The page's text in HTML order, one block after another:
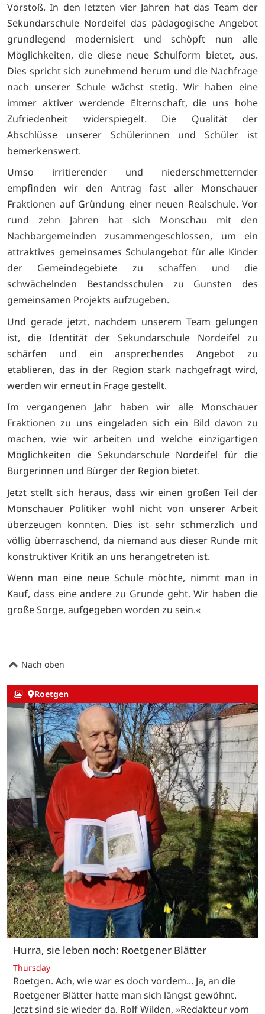
Vorstoß. In den letzten vier Jahren hat das Team der
Sekundarschule Nordeifel das pädagogische Angebot
grundlegend modernisiert und schöpft nun alle
Möglichkeiten, die diese neue Schulform bietet, aus.
Dies spricht sich zunehmend herum und die Nachfrage
nach unserer Schule wächst stetig. Wir haben eine
immer aktiver werdende Elternschaft, die uns hohe
Zufriedenheit widerspiegelt. Die Qualität der
Abschlüsse unserer Schülerinnen und Schüler ist
bemerkenswert.
Umso irritierender und niederschmetternder
empfinden wir den Antrag fast aller Monschauer
Fraktionen auf Gründung einer neuen Realschule. Vor
rund zehn Jahren hat sich Monschau mit den
Nachbargemeinden zusammengeschlossen, um ein
attraktives gemeinsames Schulangebot für alle Kinder
der Gemeindegebiete zu schaffen und die
schwächelnden Bestandsschulen zu Gunsten des
gemeinsamen Projekts aufzugeben.
Und gerade jetzt, nachdem unserem Team gelungen
ist, die Identität der Sekundarschule Nordeifel zu
schärfen und ein ansprechendes Angebot zu
etablieren, das in der Region stark nachgefragt wird,
werden wir erneut in Frage gestellt.
Im vergangenen Jahr haben wir alle Monschauer
Fraktionen zu uns eingeladen sich ein Bild davon zu
machen, wie wir arbeiten und welche einzigartigen
Möglichkeiten die Sekundarschule Nordeifel für die
Bürgerinnen und Bürger der Region bietet.
Jetzt stellt sich heraus, dass wir einen großen Teil der
Monschauer Politiker wohl nicht von unserer Arbeit
überzeugen konnten. Dies ist sehr schmerzlich und
völlig überraschend, da niemand aus dieser Runde mit
konstruktiver Kritik an uns herangetreten ist.
Wenn man eine neue Schule möchte, nimmt man in
Kauf, dass eine andere zu Grunde geht. Wir haben die
große Sorge, aufgegeben worden zu sein.«
Nach oben
Roetgen
Hurra, sie leben noch: Roetgener Blätter
Thursday
Roetgen. Ach, wie war es doch vordem... Ja, an die
Roetgener Blätter hatte man sich längst gewöhnt.
Jetzt sind sie wieder da. Rolf Wilden, »Redakteur vom